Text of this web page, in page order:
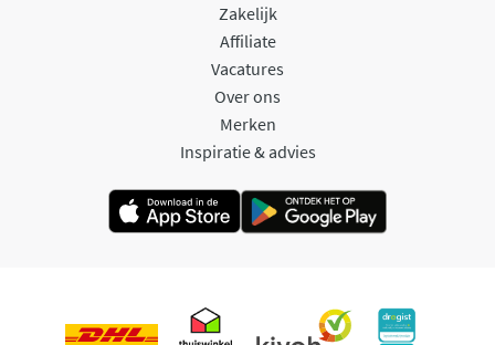
Zakelijk
Affiliate
Vacatures
Over ons
Merken
Inspiratie & advies